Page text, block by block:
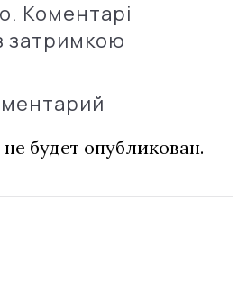
Коментарі
затримкою
будет опубликован.